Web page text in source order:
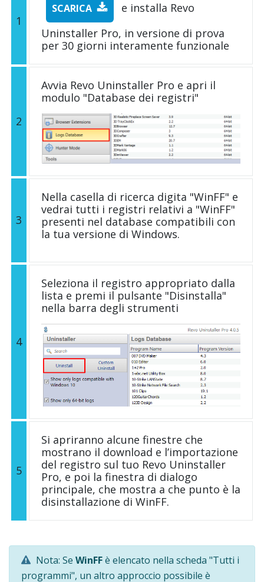
1
SCARICA
e installa Revo
Uninstaller Pro, in versione di prova
per 30 giorni interamente funzionale
2
Avvia Revo Uninstaller Pro e apri il
modulo "Database dei registri"
3
Nella casella di ricerca digita "WinFF" e
vedrai tutti i registri relativi a "WinFF"
presenti nel database compatibili con
la tua versione di Windows.
4
Seleziona il registro appropriato dalla
lista e premi il pulsante "Disinstalla"
nella barra degli strumenti
5
Si apriranno alcune finestre che
mostrano il download e l’importazione
del registro sul tuo Revo Uninstaller
Pro, e poi la finestra di dialogo
principale, che mostra a che punto è la
disinstallazione di WinFF.
Nota: Se WinFFè elencato nella scheda "Tutti i
programmi", un altro approccio possibile è